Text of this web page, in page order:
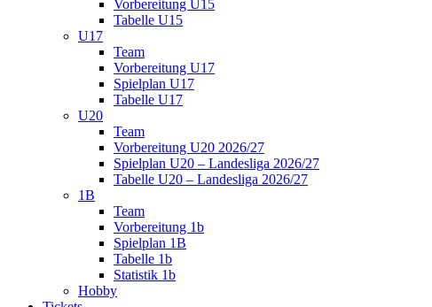
Vorbereitung U15
Tabelle U15
U17
Team
Vorbereitung U17
Spielplan U17
Tabelle U17
U20
Team
Vorbereitung U20 2026/27
Spielplan U20 – Landesliga 2026/27
Tabelle U20 – Landesliga 2026/27
1B
Team
Vorbereitung 1b
Spielplan 1B
Tabelle 1b
Statistik 1b
Hobby